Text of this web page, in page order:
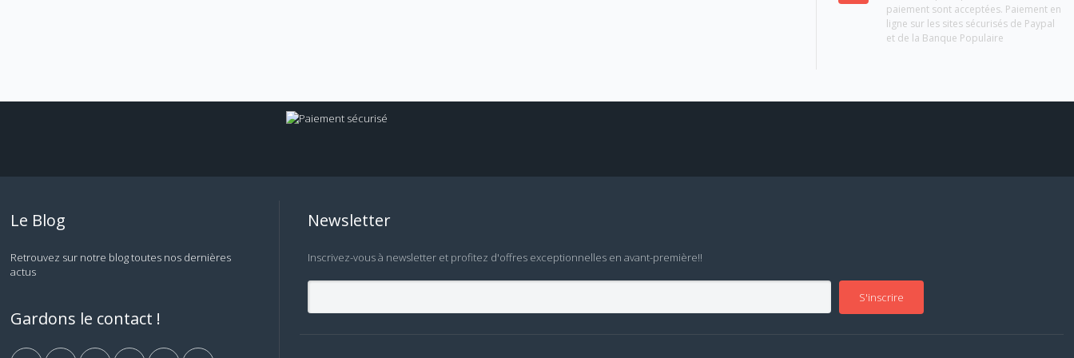
paiement sont acceptées. Paiement en
ligne sur les sites sécurisés de Paypal
et de la Banque Populaire
Le Blog
Retrouvez sur notre blog toutes nos dernières
actus
Gardons le contact !
Newsletter
Inscrivez-vous à newsletter et profitez d'offres exceptionnelles en avant-première!!
S'inscrire